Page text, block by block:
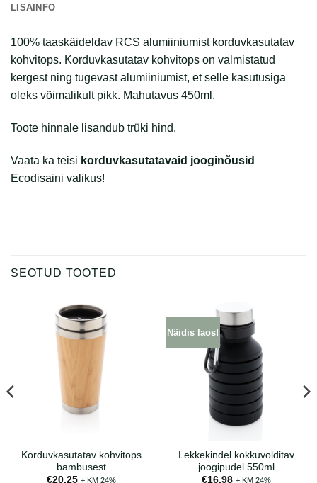
LISAINFO
100% taaskäideldav RCS alumiiniumist korduvkasutatav
kohvitops. Korduvkasutatav kohvitops on valmistatud
kergest ning tugevast alumiiniumist, et selle kasutusiga
oleks võimalikult pikk. Mahutavus 450ml.
Toote hinnale lisandub trüki hind.
Vaata ka teisi korduvkasutatavaid jooginõusid
Ecodisaini valikus!
SEOTUD TOOTED
Korduvkasutatav kohvitops
bambusest
€20.25 + KM 24%
Näidis laos!
Lekkekindel kokkuvolditav
joogipudel 550ml
€16.98 + KM 24%